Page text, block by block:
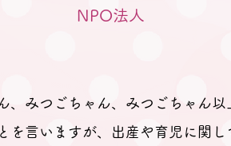
NPO法人
、みつごちゃん、みつごちゃん以
を言いますが、出産や育児に関し